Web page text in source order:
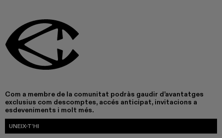
Com a membre de la comunitat podràs gaudir d’avantatges
exclusius com descomptes, accés anticipat, invitacions a
esdeveniments i molt més.
UNEIX-T’HI